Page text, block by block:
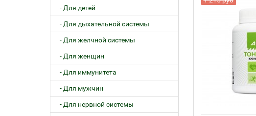
- Для детей
- Для дыхательной системы
- Для желчной системы
- Для женщин
- Для иммунитета
- Для мужчин
- Для нервной системы